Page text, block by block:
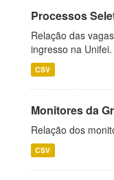
Processos
Relação das
ingresso na Unifei.
CSV
Monitores da
Relação dos
CSV